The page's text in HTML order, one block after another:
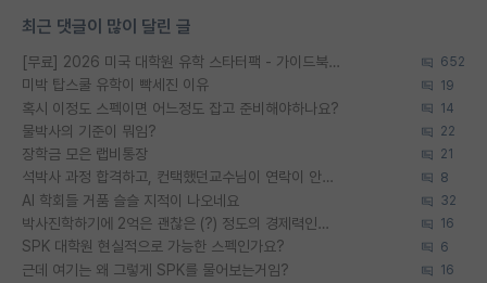
최근 댓글이 많이 달린 글
[무료] 2026 미국 대학원 유학 스타터팩 - 가이드북 & 합격자 컨택메일 템플릿 652
미박 탑스쿨 유학이 빡세진 이유 19
혹시 이정도 스펙이면 어느정도 잡고 준비해야하나요? 14
물박사의 기준이 뭐임? 22
장학금 모은 랩비통장 21
석박사 과정 합격하고, 컨택했던교수님이 연락이 안됩니다... 8
AI 학회들 거품 슬슬 지적이 나오네요 32
박사진학하기에 2억은 괜찮은 (?) 정도의 경제력인가요 16
SPK 대학원 현실적으로 가능한 스펙인가요? 6
근데 여기는 왜 그렇게 SPK를 물어보는거임? 16